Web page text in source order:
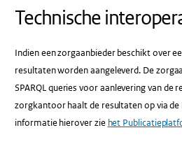
Technische
Indien een zorgaanbieder beschikt over
resultaten worden aangeleverd. De
SPARQL queries voor aanlevering van de
zorgkantoor haalt de resultaten op via
informatie hierover zie het